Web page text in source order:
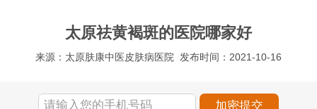
太原祛黄褐斑的医院哪家好
来源：太原肤康中医皮肤病医院 发布时间：2021-10-16